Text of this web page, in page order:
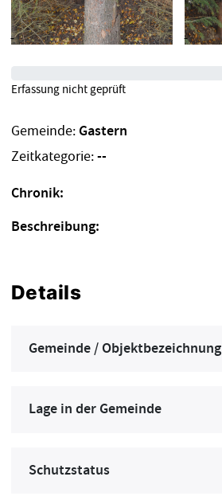
Gemeinde:Gastern
Zeitkategorie:--
Chronik:
Beschreibung:
Details
Gemeinde / Objektbezeichnung
Lage in der Gemeinde
Schutzstatus
Erfassung nicht geprüft